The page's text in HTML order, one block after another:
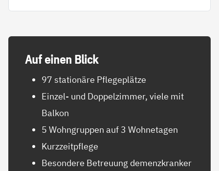
Auf ei­nen Blick
97 stationäre Pflegeplätze
Einzel- und Doppelzimmer, viele mit
Balkon
5 Wohngruppen auf 3 Wohnetagen
Kurzzeitpflege
Besondere Betreuung demenzkranker